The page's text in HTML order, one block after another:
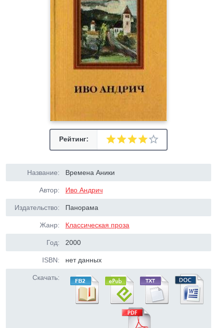
Рейтинг:
Название: Времена Аники
Автор: Иво Андрич
Издательство: Панорама
Жанр: Классическая проза
Год: 2000
ISBN: нет данных
Скачать: